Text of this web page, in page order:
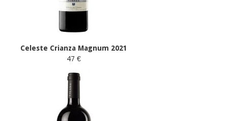
Celeste Crianza Magnum 2021
47 €